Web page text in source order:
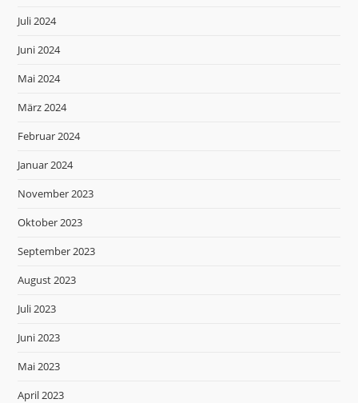
Juli 2024
Juni 2024
Mai 2024
März 2024
Februar 2024
Januar 2024
November 2023
Oktober 2023
September 2023
August 2023
Juli 2023
Juni 2023
Mai 2023
April 2023